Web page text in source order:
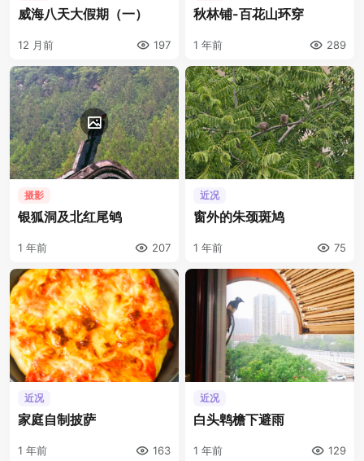
威海八天大假期（一）
12 月前 197
秋林铺-百花山环穿
1 年前 289
摄影
银狐洞及北红尾鸲
1 年前 207
近况
窗外的朱颈斑鸠
1 年前 75
近况
家庭自制披萨
1 年前 163
近况
白头鹎檐下避雨
1 年前 129